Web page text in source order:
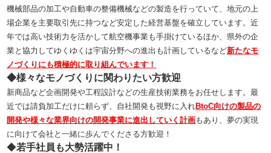
機械部品の加工や自動車の整備機械などの製造を行っていて、地元の上
場企業を主要取引先に持つなど安定した経営基盤を確立しています。近
年では高い技術力を活かして航空機事業も手掛けているほか、県外の企
業と協力してゆくゆくは宇宙分野への進出も計画しているなど新たなモ
ノづくりにも積極的に取り組んでいます！
◆様々なモノづくりに関わりたい方歓迎
新商品など企画開発や工程設計などの生産技術業務をお任せします。最
近では請負加工だけに頼らず、自社開発も視野に入れBtoC向けの製品の
開発や様々な業界向けの開発事業に進出していく計画もあり、夢の実現
に向けて会社と一緒に歩んでくださる方歓迎！
◆若手社員も大勢活躍中！